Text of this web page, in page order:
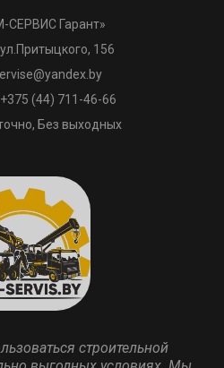
Гарант»
156
(44) 711-46-66
Без выходных
строительной